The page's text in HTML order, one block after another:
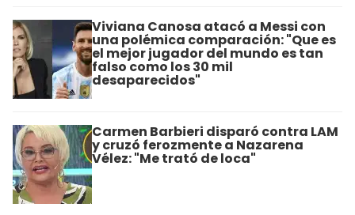
Viviana Canosa atacó a Messi con
una polémica comparación: "Que es
el mejor jugador del mundo es tan
falso como los 30 mil
desaparecidos"
Carmen Barbieri disparó contra LAM
y cruzó ferozmente a Nazarena
Vélez: "Me trató de loca"